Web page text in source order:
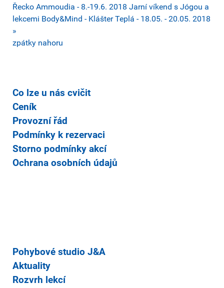
Řecko Ammoudia - 8.-19.6. 2018 Jarní víkend s Jógou a
lekcemi Body&Mind - Klášter Teplá - 18.05. - 20.05. 2018
»
zpátky nahoru
Co lze u nás cvičit
Ceník
Provozní řád
Podmínky k rezervaci
Storno podmínky akcí
Ochrana osobních údajů
Pohybové studio J&A
Aktuality
Rozvrh lekcí